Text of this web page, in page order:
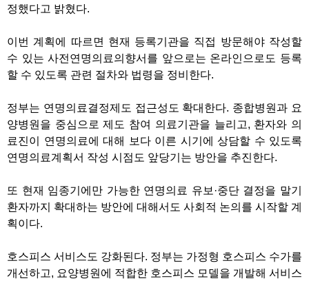
정했다고 밝혔다.
이번 계획에 따르면 현재 등록기관을 직접 방문해야 작성할
수 있는 사전연명의료의향서를 앞으로는 온라인으로도 등록
할 수 있도록 관련 절차와 법령을 정비한다.
정부는 연명의료결정제도 접근성도 확대한다. 종합병원과 요
양병원을 중심으로 제도 참여 의료기관을 늘리고, 환자와 의
료진이 연명의료에 대해 보다 이른 시기에 상담할 수 있도록
연명의료계획서 작성 시점도 앞당기는 방안을 추진한다.
또 현재 임종기에만 가능한 연명의료 유보·중단 결정을 말기
환자까지 확대하는 방안에 대해서도 사회적 논의를 시작할 계
획이다.
호스피스 서비스도 강화된다. 정부는 가정형 호스피스 수가를
개선하고, 요양병원에 적합한 호스피스 모델을 개발해 서비스